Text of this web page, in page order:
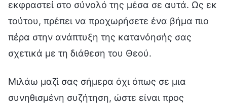
εκφραστεί στο σύνολό της μέσα σε αυτά. Ως εκ
τούτου, πρέπει να προχωρήσετε ένα βήμα πιο
πέρα στην ανάπτυξη της κατανόησής σας
σχετικά με τη διάθεση του Θεού.
Μιλάω μαζί σας σήμερα όχι όπως σε μια
συνηθισμένη συζήτηση, ώστε είναι προς